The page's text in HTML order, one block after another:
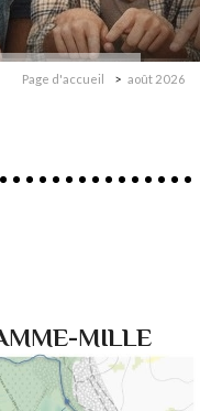
Page d'accueil août 2026
MILLE